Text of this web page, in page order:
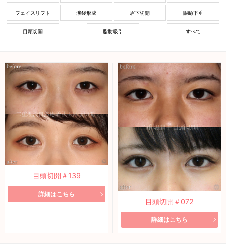
フェイスリフト 涙袋形成 眉下切開 眼瞼下垂
目頭切開 脂肪吸引 すべて
目頭切開＃139
詳細はこちら
目頭切開＃072
詳細はこちら